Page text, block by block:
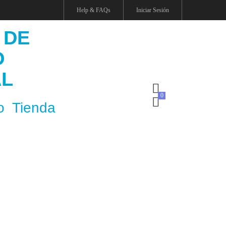
Help & FAQs Iniciar Sesión
Tienda